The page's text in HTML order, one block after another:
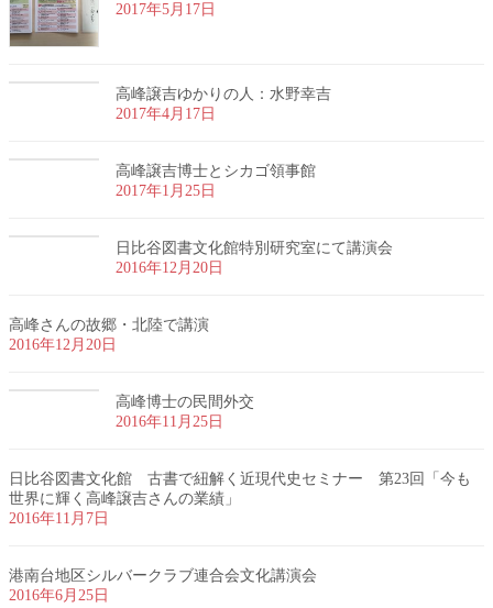
2017年5月17日
高峰譲吉ゆかりの人：水野幸吉
2017年4月17日
高峰譲吉博士とシカゴ領事館
2017年1月25日
日比谷図書文化館特別研究室にて講演会
2016年12月20日
高峰さんの故郷・北陸で講演
2016年12月20日
高峰博士の民間外交
2016年11月25日
日比谷図書文化館 古書で紐解く近現代史セミナー 第23回「今も
世界に輝く高峰譲吉さんの業績」
2016年11月7日
港南台地区シルバークラブ連合会文化講演会
2016年6月25日